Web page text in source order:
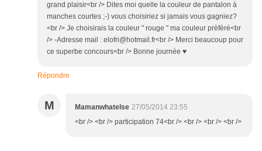
grand plaisir<br /> Dites moi quelle la couleur de pantalon à
manches courtes ;-) vous choisiriez si jamais vous gagniez?
<br /> Je choisirais la couleur " rouge " ma couleur prèfèré<br
/> -Adresse mail : elofri@hotmail.fr<br /> Merci beaucoup pour
ce superbe concours<br /> Bonne journée ♥
Répondre
M Mamanwhatelse 27/05/2014 23:55
<br /> <br /> participation 74<br /> <br /> <br /> <br />